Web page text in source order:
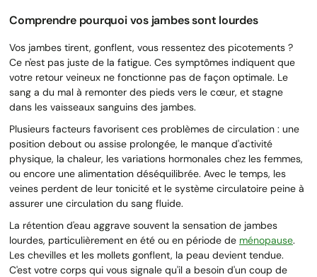
Comprendre pourquoi vos jambes sont lourdes
Vos jambes tirent, gonflent, vous ressentez des picotements ?
Ce n'est pas juste de la fatigue. Ces symptômes indiquent que
votre retour veineux ne fonctionne pas de façon optimale. Le
sang a du mal à remonter des pieds vers le cœur, et stagne
dans les vaisseaux sanguins des jambes.
Plusieurs facteurs favorisent ces problèmes de circulation : une
position debout ou assise prolongée, le manque d'activité
physique, la chaleur, les variations hormonales chez les femmes,
ou encore une alimentation déséquilibrée. Avec le temps, les
veines perdent de leur tonicité et le système circulatoire peine à
assurer une circulation du sang fluide.
La rétention d'eau aggrave souvent la sensation de jambes
lourdes, particulièrement en été ou en période de ménopause.
Les chevilles et les mollets gonflent, la peau devient tendue.
C'est votre corps qui vous signale qu'il a besoin d'un coup de